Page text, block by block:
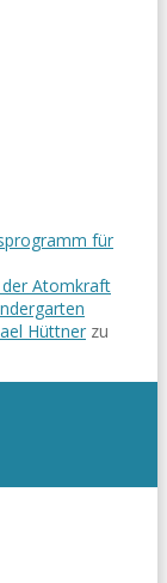
für
der Atomkraft
Hüttner zu